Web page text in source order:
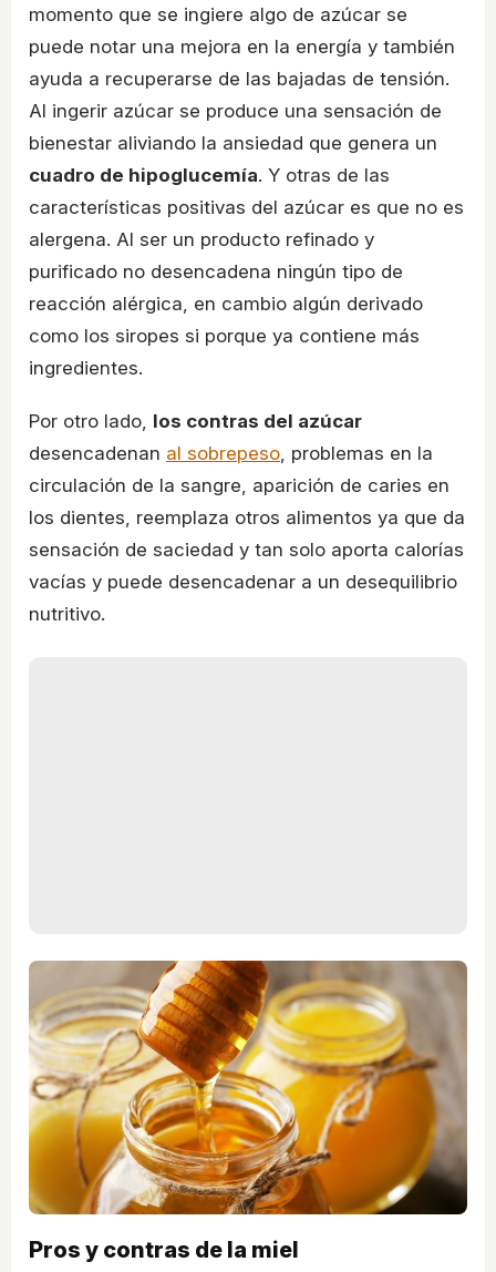
momento que se ingiere algo de azúcar se
puede notar una mejora en la energía y también
ayuda a recuperarse de las bajadas de tensión.
Al ingerir azúcar se produce una sensación de
bienestar aliviando la ansiedad que genera un
cuadro de hipoglucemía. Y otras de las
características positivas del azúcar es que no es
alergena. Al ser un producto refinado y
purificado no desencadena ningún tipo de
reacción alérgica, en cambio algún derivado
como los siropes si porque ya contiene más
ingredientes.
Por otro lado, los contras del azúcar
desencadenan al sobrepeso, problemas en la
circulación de la sangre, aparición de caries en
los dientes, reemplaza otros alimentos ya que da
sensación de saciedad y tan solo aporta calorías
vacías y puede desencadenar a un desequilibrio
nutritivo.
Pros y contras de la miel